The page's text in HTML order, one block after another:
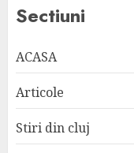
Sectiuni
ACASA
Articole
Stiri din cluj